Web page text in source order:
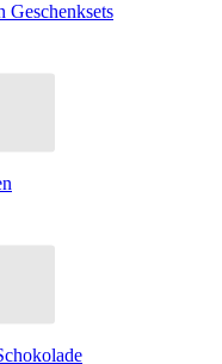
Geschenksets